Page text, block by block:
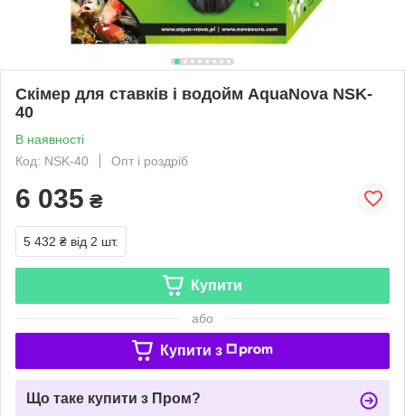
Скімер для ставків і водойм AquaNova NSK-
40
В наявності
Код: NSK-40
Опт і роздріб
6 035 ₴
5 432 ₴ від 2 шт.
Купити
або
Купити з
Що таке купити з Пром?